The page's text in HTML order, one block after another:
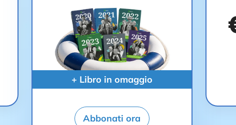
+ Libro in omaggio
Abbonati ora